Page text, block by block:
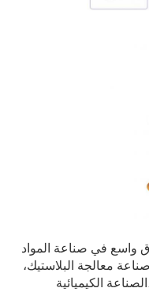
واسع في صناعة المواد
معالجة البلاستيك،
الكيميائية